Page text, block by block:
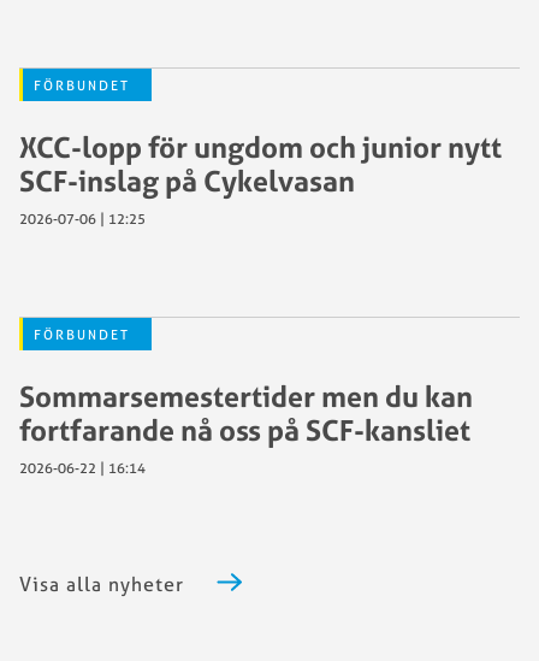
FÖRBUNDET
XCC-lopp för ungdom och junior nytt
SCF-inslag på Cykelvasan
2026-07-06 | 12:25
FÖRBUNDET
Sommarsemestertider men du kan
fortfarande nå oss på SCF-kansliet
2026-06-22 | 16:14
Visa alla nyheter